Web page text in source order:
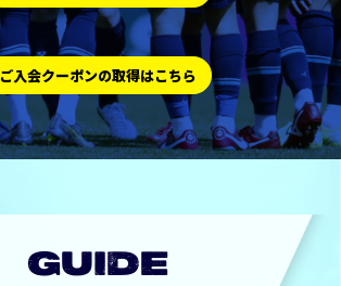
ご入会クーポンの取得はこちら
GUIDE